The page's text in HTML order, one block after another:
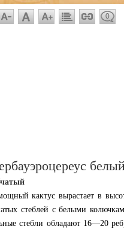
0
кактус вырастает в
стеблей с белыми
стебли обладают 16—20